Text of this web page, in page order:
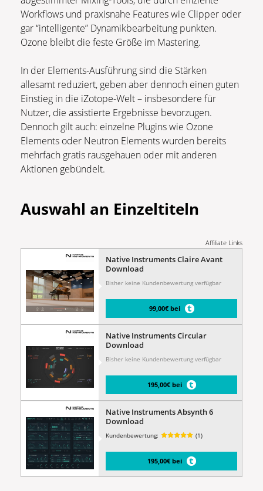
Workflows und praxisnahe Features wie Clipper oder
gar “intelligente” Dynamikbearbeitung punkten.
Ozone bleibt die feste Größe im Mastering.
In der Elements-Ausführung sind die Stärken
allesamt reduziert, geben aber dennoch einen guten
Einstieg in die iZotope-Welt – insbesondere für
Nutzer, die assistierte Ergebnisse bevorzugen.
Dennoch gilt auch: einzelne Plugins wie Ozone
Elements oder Neutron Elements wurden bereits
mehrfach gratis rausgehauen oder mit anderen
Aktionen gebündelt.
Auswahl an Einzeltiteln
Affiliate Links
Native Instruments Claire Avant
Download
Bisher keine Kundenbewertung verfügbar
99,00€ bei
Native Instruments Circular
Download
Bisher keine Kundenbewertung verfügbar
195,00€ bei
Native Instruments Absynth 6
Download
Kundenbewertung: (1)
195,00€ bei